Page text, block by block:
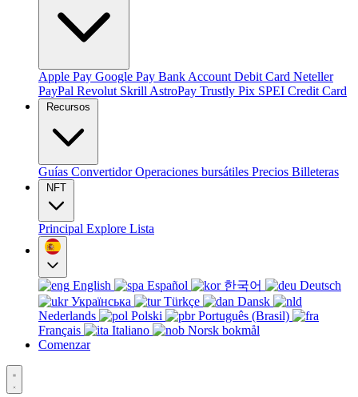
Apple Pay Google Pay Bank Account Debit Card Neteller
PayPal Revolut Skrill AstroPay Trustly Pix SPEI Credit Card
Recursos
Guías ConvertidorOperaciones bursátiles Precios Billeteras
NFT
Principal Explore Lista
English Español 한국어
Deutsch
Українська
Türkçe
Dansk
Nederlands
Polski
Português (Brasil)
Français
Italiano
Norsk bokmål
Comenzar